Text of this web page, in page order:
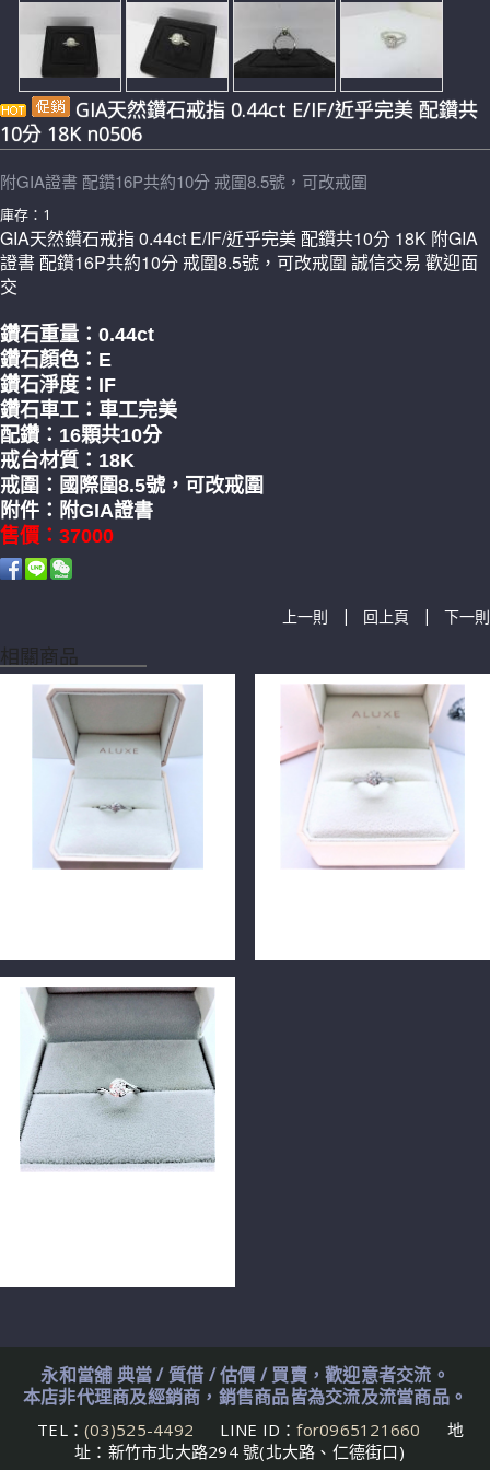
GIA天然鑽石戒指 0.44ct E/IF/近乎完美 配鑽共
10分 18K n0506
附GIA證書 配鑽16P共約10分 戒圍8.5號，可改戒圍
庫存：1
GIA天然鑽石戒指 0.44ct E/IF/近乎完美 配鑽共10分 18K 附GIA
證書 配鑽16P共約10分 戒圍8.5號，可改戒圍 誠信交易 歡迎面
交
鑽石重量：0.44ct
鑽石顏色：E
鑽石淨度：IF
鑽石車工：車工完美
配鑽：16顆共10分
戒台材質：18K
戒圍：國際圍8.5號，可改戒圍
附件：附GIA證書
售價：37000
上一則 | 回上頁 | 下一則
相關商品
永和當舖 典當 / 質借 / 估價 / 買賣，歡迎意者交流。
本店非代理商及經銷商，銷售商品皆為交流及流當商品。
TEL： (03)525-4492 LINE ID：for0965121660
地
址：新竹市北大路294 號(北大路、仁德街口)